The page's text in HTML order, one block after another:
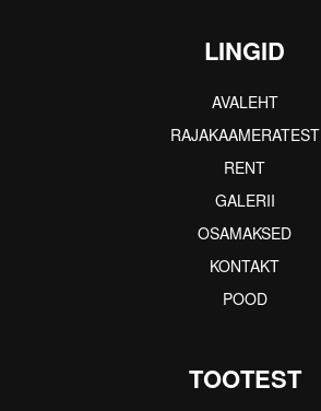
LINGID
AVALEHT
RAJAKAAMERATEST
RENT
GALERII
OSAMAKSED
KONTAKT
POOD
TOOTEST